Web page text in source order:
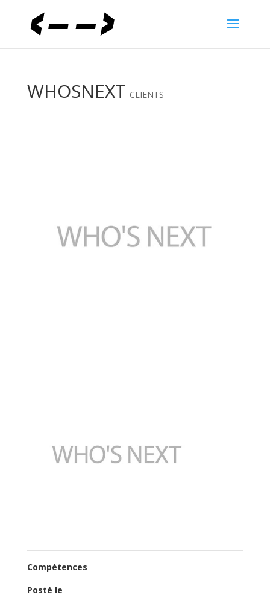
WHOSNEXT CLIENTS
Compétences
Posté le